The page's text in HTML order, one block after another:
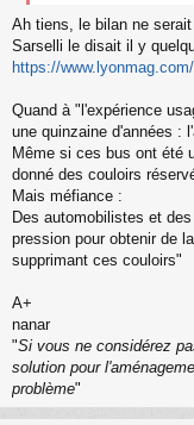
u
Ah tiens, le bilan ne
Sarselli le disait il y
https://
Quand à "l'expérience
une quinzaine d'années :
Même si ces bus ont été
donné des couloirs
Mais méfiance :
Des automobilistes et
pression pour obtenir de
supprimant ces couloirs"
A+
nanar
"Si vous ne considérez
solution pour
problème"